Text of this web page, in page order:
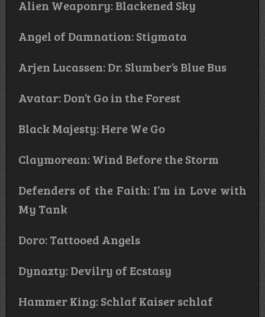
Alien Weaponry: Blackened Sky
Angel of Damnation: Stigmata
Arjen Lucassen: Dr. Slumber’s Blue Bus
Avatar: Don’t Go in the Forest
Black Majesty: Here We Go
Claymorean: Wind Before the Storm
Defenders of the Faith: I’m in Love with
My Tank
Doro: Tattooed Angels
Dynazty: Devilry of Ecstasy
Hammer King: Schlaf Kaiser schlaf